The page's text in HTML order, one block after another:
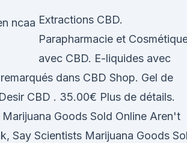
Extractions CBD.
Parapharmacie et
avec CBD. E-liquides avec
dans CBD Shop. Gel de
CBD . 35.00€ Plus de détails.
Marijuana Goods Sold Online Aren't
Say Scientists Marijuana Goods